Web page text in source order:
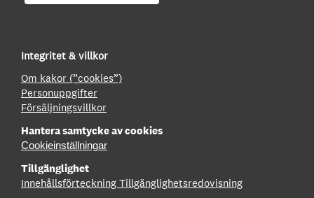
Integritet & villkor
Om kakor (”cookies”)
Personuppgifter
Försäljningsvillkor
Hantera samtycke av cookies
Cookieinställningar
Tillgänglighet
Innehållsförteckning Tillgänglighetsredovisning